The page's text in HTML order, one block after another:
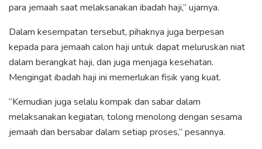
para jemaah saat melaksanakan ibadah haji,” ujarnya.
Dalam kesempatan tersebut, pihaknya juga berpesan
kepada para jemaah calon haji untuk dapat meluruskan niat
dalam berangkat haji, dan juga menjaga kesehatan.
Mengingat ibadah haji ini memerlukan fisik yang kuat.
“Kemudian juga selalu kompak dan sabar dalam
melaksanakan kegiatan, tolong menolong dengan sesama
jemaah dan bersabar dalam setiap proses,” pesannya.